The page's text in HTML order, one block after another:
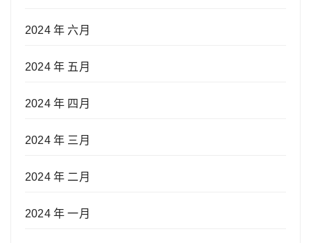
2024 年 六月
2024 年 五月
2024 年 四月
2024 年 三月
2024 年 二月
2024 年 一月